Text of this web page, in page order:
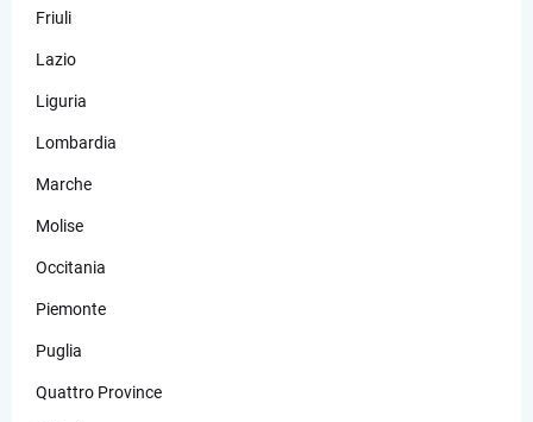
Friuli
Lazio
Liguria
Lombardia
Marche
Molise
Occitania
Piemonte
Puglia
Quattro Province